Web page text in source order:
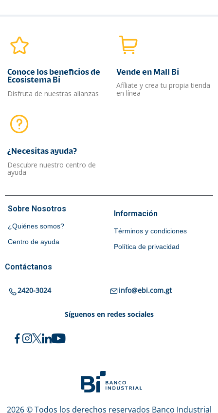
Conoce los beneficios de
Ecosistema Bi
Disfruta de nuestras alianzas
Vende en Mall Bi
Afíliate y crea tu propia tienda
en línea
¿Necesitas ayuda?​
Descubre nuestro centro de
ayuda
Sobre Nosotros
¿Quiénes somos?
Centro de ayuda
Información
Términos y condiciones
Política de privacidad
Contáctanos
2420-3024 info@ebi.com.gt
Síguenos en redes sociales
2026 © Todos los derechos reservados Banco Industrial